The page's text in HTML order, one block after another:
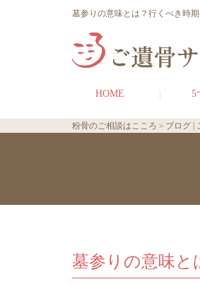
墓参りの意味とは？行くべき時
HOME 5
粉骨のご相談はこころ ブログ |
墓参りの意味と